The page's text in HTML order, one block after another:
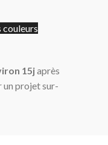
couleurs
15japrès
un projet sur-